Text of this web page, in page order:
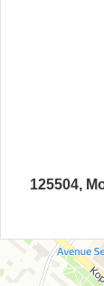
125504,